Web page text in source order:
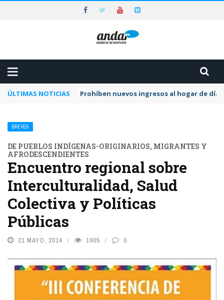
ÚLTIMAS NOTICIAS Prohíben nuevos ingresos al hogar de día
BREVES
DE PUEBLOS INDÍGENAS-ORIGINARIOS, MIGRANTES Y
AFRODESCENDIENTES
Encuentro regional sobre
Interculturalidad, Salud
Colectiva y Políticas
Públicas
21 MAYO, 2014 1905 0